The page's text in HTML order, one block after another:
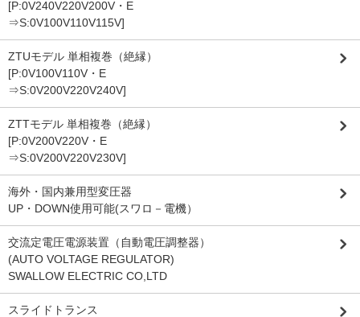
[P:0V240V220V200V・E
⇒S:0V100V110V115V]
ZTUモデル 単相複巻（絶縁）
[P:0V100V110V・E
⇒S:0V200V220V240V]
ZTTモデル 単相複巻（絶縁）
[P:0V200V220V・E
⇒S:0V200V220V230V]
海外・国内兼用型変圧器
UP・DOWN使用可能(スワロ－電機）
交流定電圧電源装置（自動電圧調整器）
(AUTO VOLTAGE REGULATOR)
SWALLOW ELECTRIC CO,LTD
スライドトランス